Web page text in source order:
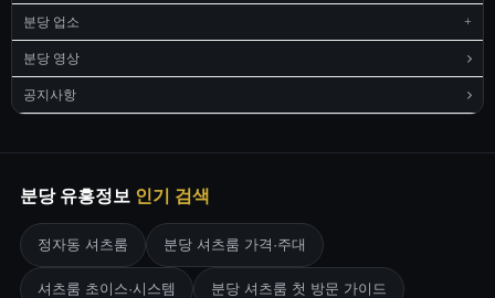
분당 업소
분당 영상
공지사항
분당 유흥정보 인기 검색
정자동 셔츠룸 분당 셔츠룸 가격·주대
셔츠룸 초이스·시스템 분당 셔츠룸 첫 방문 가이드